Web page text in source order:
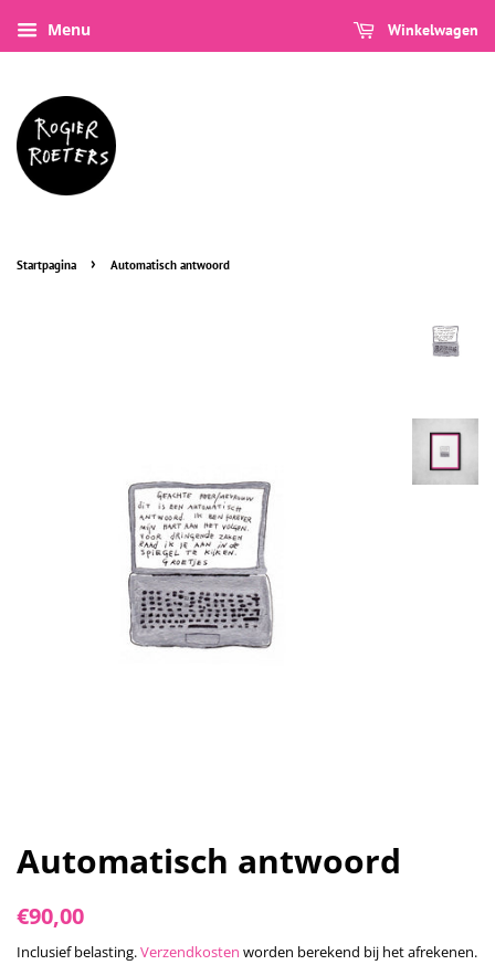
Menu Winkelwagen
Startpagina › Automatisch antwoord
Automatisch antwoord
Normale
€90,00
Inclusief belasting.Verzendkosten worden berekend bij het afrekenen.